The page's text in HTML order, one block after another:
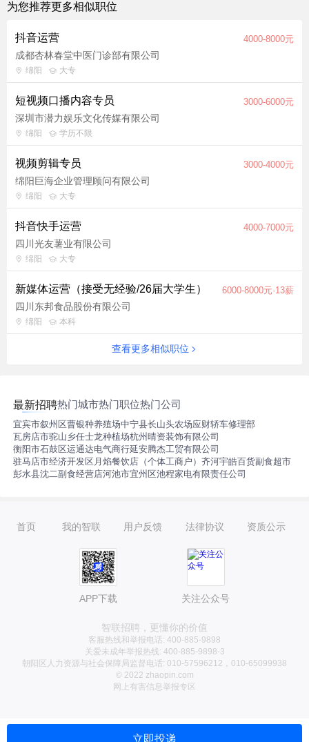
为您推荐更多相似职位
抖音运营 4000-8000元
成都杏林春堂中医门诊部有限公司
绵阳 大专
短视频口播内容专员 3000-6000元
深圳市潜力娱乐文化传媒有限公司
绵阳 学历不限
视频剪辑专员 3000-4000元
绵阳巨海企业管理顾问有限公司
绵阳 大专
抖音快手运营 4000-7000元
四川光友薯业有限公司
绵阳 大专
新媒体运营（接受无经验/26届大学生） 6000-8000元·13薪
四川东邦食品股份有限公司
绵阳 本科
查看更多相似职位
最新招聘热门城市热门职位热门公司
宜宾市叙州区曹银种养殖场中宁县长山头农场应财轿车修理部
瓦房店市驼山乡任士龙种植场杭州晴资装饰有限公司
衡阳市石鼓区运通达电气商行延安腾杰工贸有限公司
驻马店市经济开发区月焰餐饮店（个体工商户）齐河宇皓百货副食超市
彭水县沈二副食经营店河池市宜州区池程家电有限责任公司
立即投递
首页 我的智联 用户反馈 法律协议 资质公示
APP下载 关注公众号
智联招聘，更懂你的价值
客服热线和举报电话: 400-885-9898
关爱未成年举报热线: 400-885-9898-3
朝阳区人力资源与社会保障局监督电话: 010-57596212，010-65099938
© 2022 zhaopin.com
网上有害信息举报专区